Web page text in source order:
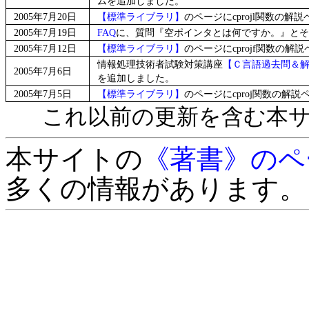
2005年7月20日
【標準ライブラリ】 のページにcprojl関数の解説
2005年7月19日
FAQに、質問『空ポインタとは何ですか。』と
2005年7月12日
【標準ライブラリ】 のページにcprojf関数の解説
2005年7月6日
情報処理技術者試験対策講座 【Ｃ言語過去問＆
を追加しました。
2005年7月5日
【標準ライブラリ】 のページにcproj関数の解説
これ以前の更新を含む本
本サイトの 《著書》の
多くの情報があります。